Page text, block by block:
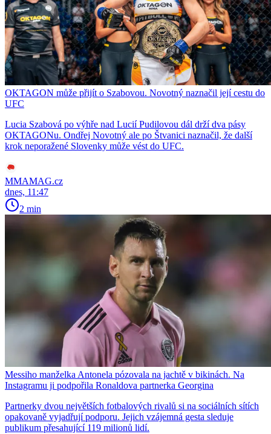
OKTAGON může přijít o Szabovou. Novotný naznačil její cestu do
UFC
Lucia Szabová po výhře nad Lucií Pudilovou dál drží dva pásy
OKTAGONu. Ondřej Novotný ale po Štvanici naznačil, že další
krok neporažené Slovenky může vést do UFC.
MMAMAG.cz
dnes, 11:47
2 min
Messiho manželka Antonela pózovala na jachtě v bikinách. Na
Instagramu ji podpořila Ronaldova partnerka Georgina
Partnerky dvou největších fotbalových rivalů si na sociálních sítích
opakovaně vyjadřují podporu. Jejich vzájemná gesta sleduje
publikum přesahující 119 milionů lidí.